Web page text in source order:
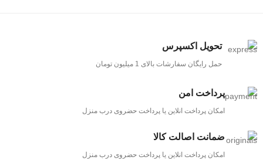
تحویل اکسپرس
حمل رایگان سفارشات بالای 1 میلیون تومان
پرداخت امن
امکان پرداخت انلاین یا پرداخت حضروی درب منزل
ضمانت اصالت کالا
امکان پرداخت انلاین یا پرداخت حضروی درب منزل